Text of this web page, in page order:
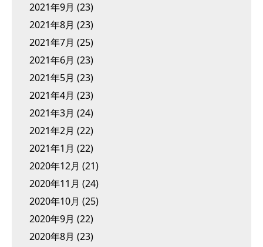
2021年9月 (23)
2021年8月 (23)
2021年7月 (25)
2021年6月 (23)
2021年5月 (23)
2021年4月 (23)
2021年3月 (24)
2021年2月 (22)
2021年1月 (22)
2020年12月 (21)
2020年11月 (24)
2020年10月 (25)
2020年9月 (22)
2020年8月 (23)